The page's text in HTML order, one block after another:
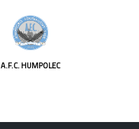
A.F.C. HUMPOLEC